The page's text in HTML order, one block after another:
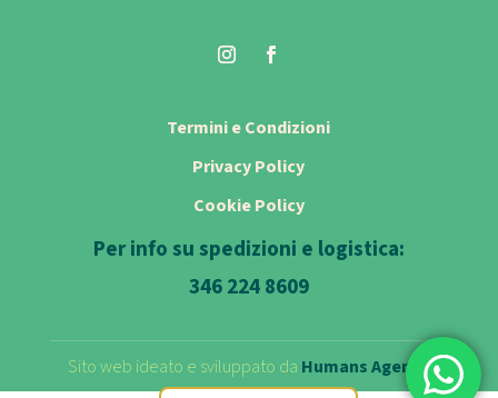
Termini e Condizioni
Privacy Policy
Cookie Policy
Per info su spedizioni e logistica:
346 224 8609
Sito web ideato e sviluppato da Humans Agency